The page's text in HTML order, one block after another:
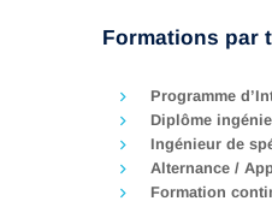
Formations par
Programme
Diplôme
Ingénieur de
Alternance /
Formation